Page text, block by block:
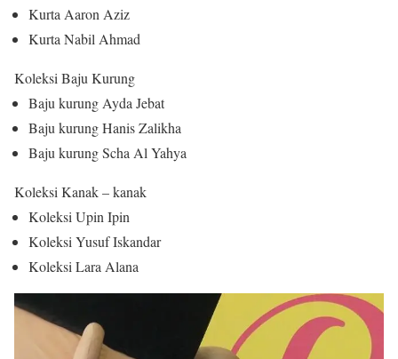
Kurta Aaron Aziz
Kurta Nabil Ahmad
Koleksi Baju Kurung
Baju kurung Ayda Jebat
Baju kurung Hanis Zalikha
Baju kurung Scha Al Yahya
Koleksi Kanak – kanak
Koleksi Upin Ipin
Koleksi Yusuf Iskandar
Koleksi Lara Alana